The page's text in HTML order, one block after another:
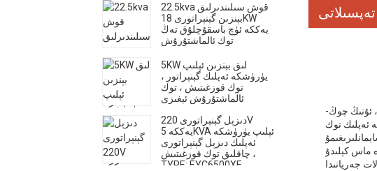
22.5kva قوش سىلىندىرلىق
بېنزىن گېنېراتورى 18KW
يەككە ئۈچ باسقۇچلۇق تەڭ
توك ئالماشتۇرۇش
5KW لىق بېنزىن ئېلىپ
يۈرۈشكە ئەپلىك گېنېراتور ،
توك قوزغىتىش ، توك
ئالماشتۇرۇش ئېغىزى
دىزېل گېنېراتورى 220V
يەككە 5KVA ئېلىپ يۈرۈشكە
ئەپلىك دىزېل گېنېراتورى
چاقلىق توك قوزغىتىش ،
TYPE: EYC6500XE
، ئۇنىڭ چوڭ-
ئەپلىك توك
جەريانىدا